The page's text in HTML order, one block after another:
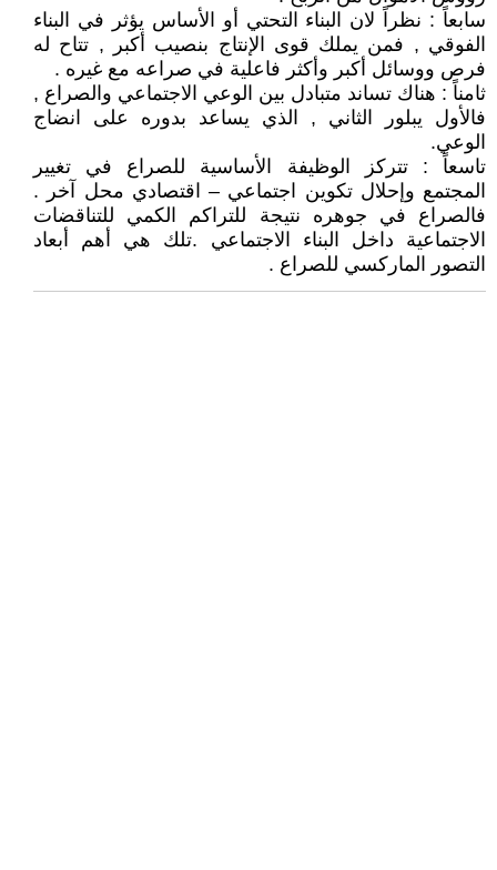
سابعاً : نظراً لان البناء التحتي أو الأساس يؤثر في البناء
الفوقي , فمن يملك قوى الإنتاج بنصيب أكبر , تتاح له
فرص ووسائل أكبر وأكثر فاعلية في صراعه مع غيره .
ثامناً : هناك تساند متبادل بين الوعي الاجتماعي والصراع ,
فالأول يبلور الثاني , الذي يساعد بدوره على انضاج
الوعي.
تاسعاً : تتركز الوظيفة الأساسية للصراع في تغيير
المجتمع وإحلال تكوين اجتماعي – اقتصادي محل آخر .
فالصراع في جوهره نتيجة للتراكم الكمي للتناقضات
الاجتماعية داخل البناء الاجتماعي .تلك هي أهم أبعاد
التصور الماركسي للصراع .